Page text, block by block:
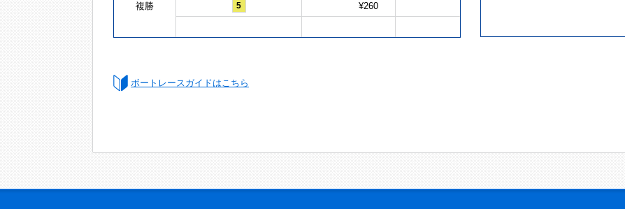
複勝 5 ¥260
ボートレースガイドはこちら